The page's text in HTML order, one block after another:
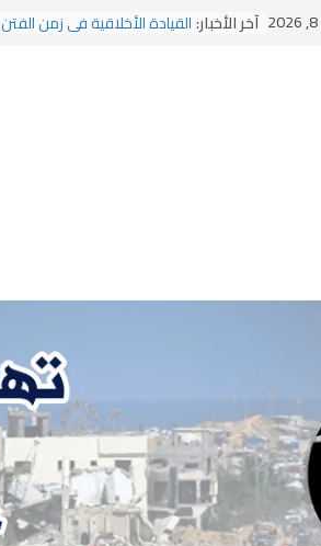
آخر الأخبار:القيادة الأخلاقية في زمن الفتن